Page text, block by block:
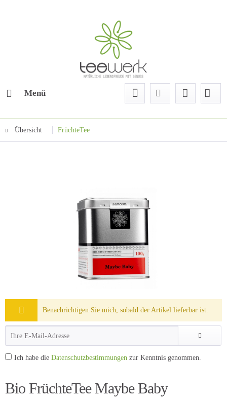
Menü
Übersicht FrüchteTee
Benachrichtigen Sie mich, sobald der Artikel lieferbar ist.
Ich habe die Datenschutzbestimmungen zur Kenntnis genommen.
Bio FrüchteTee Maybe Baby